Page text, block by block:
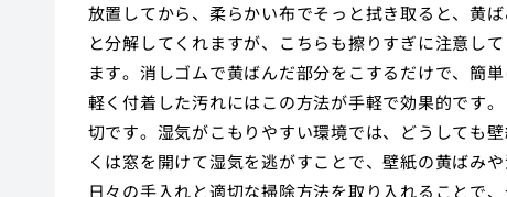
放置してから、柔らかい布でそっと拭き取ると、黄
と分解してくれますが、こちらも擦りすぎに注意し
ます。消しゴムで黄ばんだ部分をこするだけで、簡
軽く付着した汚れにはこの方法が手軽で効果的です
切です。湿気がこもりやすい環境では、どうしても
くは窓を開けて湿気を逃がすことで、壁紙の黄ばみ
日々の手入れと適切な掃除方法を取り入れることで